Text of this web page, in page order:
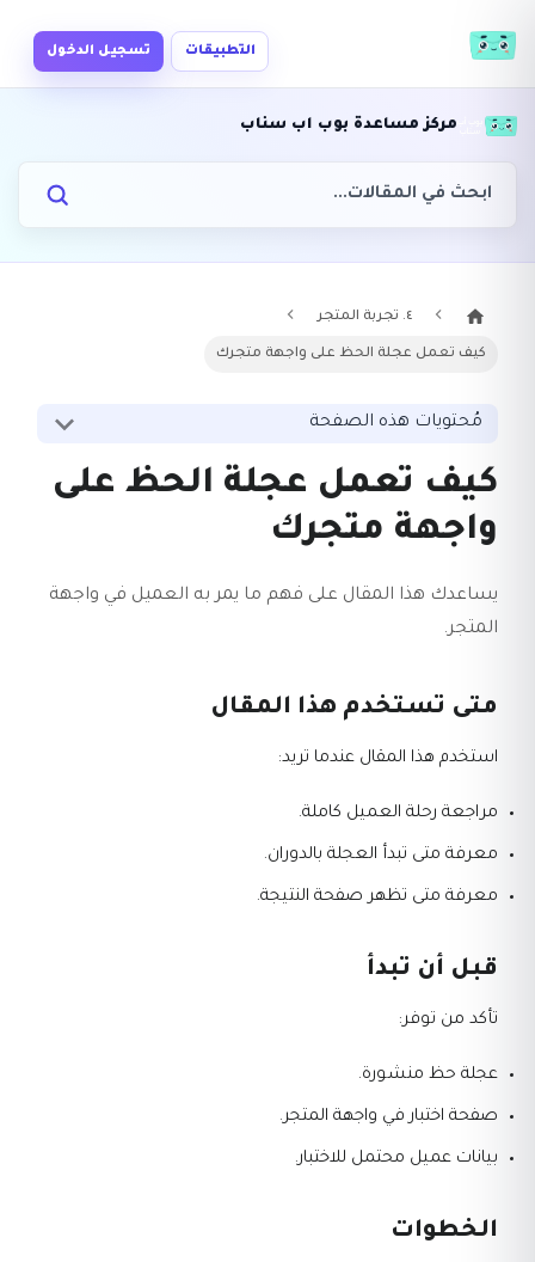
التطبيقات تسجيل الدخول
مركز مساعدة بوب اب سناب
٤. تجربة المتجر
كيف تعمل عجلة الحظ على واجهة متجرك
مُحتويات هذه الصفحة
كيف تعمل عجلة الحظ على
واجهة متجرك
يساعدك هذا المقال على فهم ما يمر به العميل في واجهة
المتجر.
متى تستخدم هذا المقال
استخدم هذا المقال عندما تريد:
مراجعة رحلة العميل كاملة.
معرفة متى تبدأ العجلة بالدوران.
معرفة متى تظهر صفحة النتيجة.
قبل أن تبدأ
تأكد من توفر:
عجلة حظ منشورة.
صفحة اختبار في واجهة المتجر.
بيانات عميل محتمل للاختبار.
الخطوات